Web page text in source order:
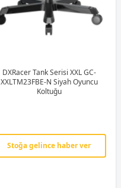
DXRacer Tank Serisi XXL GC-
XXLTM23FBE-N Siyah Oyuncu
Koltuğu
Stoğa gelince haber ver